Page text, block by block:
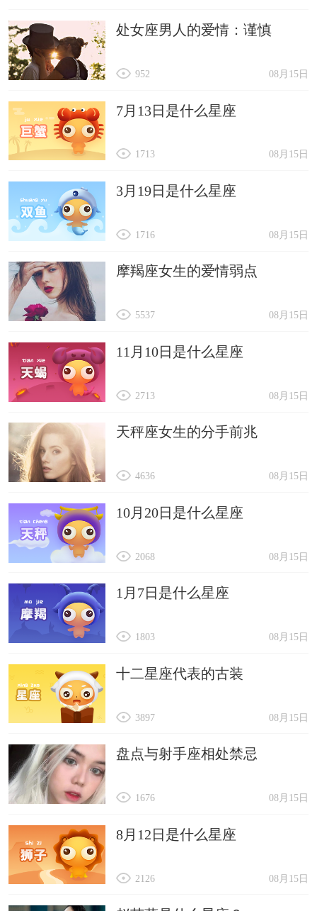
处女座男人的爱情：谨慎
08月15日
952
7月13日是什么星座
08月15日
1713
3月19日是什么星座
08月15日
1716
摩羯座女生的爱情弱点
08月15日
5537
11月10日是什么星座
08月15日
2713
天秤座女生的分手前兆
08月15日
4636
10月20日是什么星座
08月15日
2068
1月7日是什么星座
08月15日
1803
十二星座代表的古装
08月15日
3897
盘点与射手座相处禁忌
08月15日
1676
8月12日是什么星座
08月15日
2126